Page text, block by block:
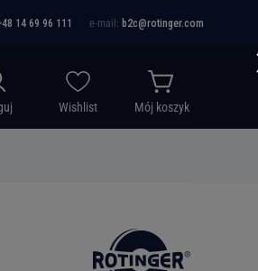
14 69 96 111 e-mail: b2c@rotinger.com
Wishlist Mój koszyk